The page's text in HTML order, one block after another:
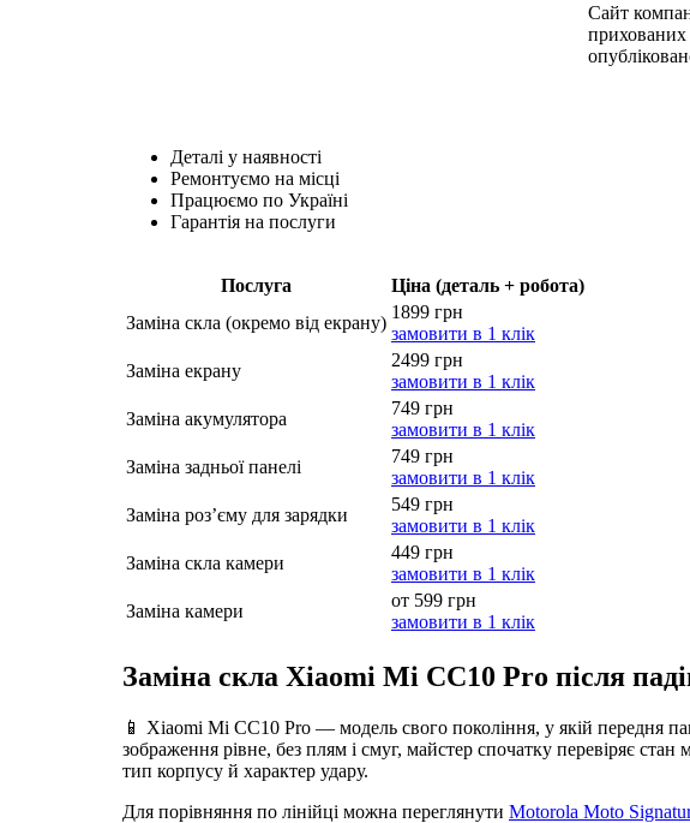
Сайт
прихованих
Деталі у наявності
Ремонтуємо на місці
Працюємо по Україні
Гарантія на послуги
Послуга
Ціна (деталь + робота)
Заміна скла (окремо від екрану)
1899 грн
замовити в 1 клік
Заміна екрану
2499 грн
замовити в 1 клік
Заміна акумулятора
749 грн
замовити в 1 клік
Заміна задньої панелі
749 грн
замовити в 1 клік
Заміна роз’єму для зарядки
549 грн
замовити в 1 клік
Заміна скла камери
449 грн
замовити в 1 клік
Заміна камери
от 599 грн
замовити в 1 клік
Заміна скла Xiaomi Mi CC10 Pro після
📱 Xiaomi Mi CC10 Pro — модель свого покоління, у якій передня
зображення рівне, без плям і смуг, майстер спочатку перевіряє
тип корпусу й характер удару.
Для порівняння по лінійці можна переглянути Motorola Moto